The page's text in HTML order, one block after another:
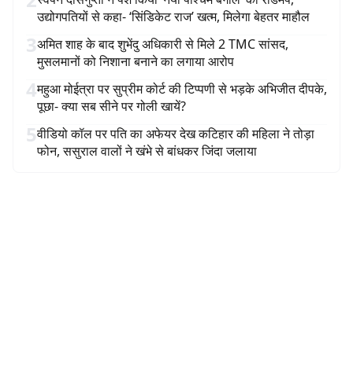
उद्योगपतियों से कहा- ‘सिंडिकेट राज’ खत्म, मिलेगा बेहतर माहौल
3अमित शाह के बाद शुभेंदु अधिकारी से मिले 2 TMC सांसद,
मुसलमानों को निशाना बनाने का लगाया आरोप
4महुआ मोईत्रा पर सुप्रीम कोर्ट की टिप्पणी से भड़के अभिजीत दीपके,
पूछा- क्या सब सीने पर गोली खायें?
5वीडियो कॉल पर पति का अफेयर देख कटिहार की महिला ने तोड़ा
फोन, ससुराल वालों ने खंभे से बांधकर जिंदा जलाया